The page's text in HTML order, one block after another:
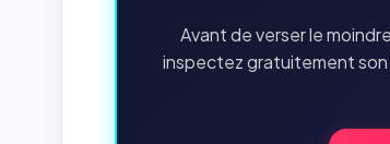
Avant de verser le
inspectez gratuitement